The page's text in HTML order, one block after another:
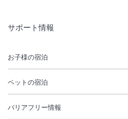
サポート情報
お子様の宿泊
ペットの宿泊
バリアフリー情報